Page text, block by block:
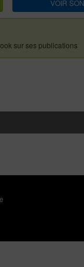
VOIR
sur ses publications